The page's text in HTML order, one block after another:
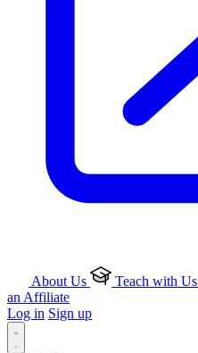
About Us Teach with Us
an Affiliate
Log in Sign up